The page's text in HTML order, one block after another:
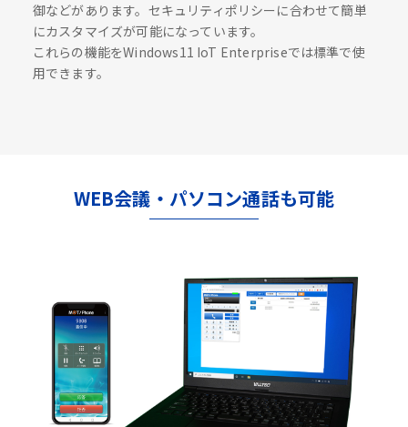
御などがあります。セキュリティポリシーに合わせて簡単
にカスタマイズが可能になっています。
これらの機能をWindows11 IoT Enterpriseでは標準で使
用できます。
WEB会議・パソコン通話も可能